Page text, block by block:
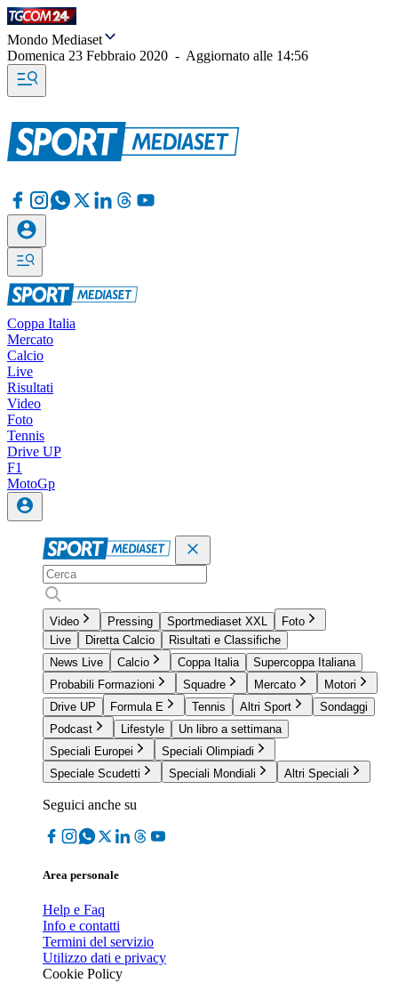
Mondo Mediaset
Domenica 23 Febbraio 2020 - Aggiornato alle 14:56
Coppa Italia
Mercato
Calcio
Live
Risultati
Video
Foto
Tennis
Drive UP
F1
MotoGp
Video Pressing Sportmediaset XXL
Foto
Live
Diretta Calcio
Risultati e Classifiche
News Live
Calcio Coppa Italia
Supercoppa Italiana
Probabili Formazioni
Squadre Mercato
Motori
Drive UP
Formula E Tennis Altri Sport
Sondaggi
Podcast
Lifestyle
Un libro a settimana
Speciali Europei
Speciali Olimpiadi
Speciale Scudetti
Speciali Mondiali Altri Speciali
Seguici anche su
Area personale
Help e Faq
Info e contatti
Termini del servizio
Utilizzo dati e privacy
Cookie Policy